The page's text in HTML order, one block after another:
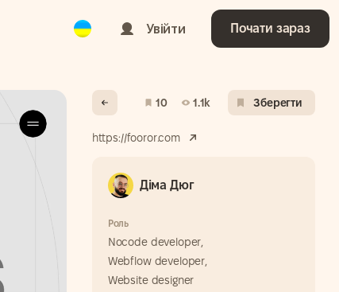
Ukrainian
Увійти Почати зараз
10 1.1k Зберегти
https://fooror.com
Діма Дюг
Роль
Nocode developer,
Webflow developer,
Website designer